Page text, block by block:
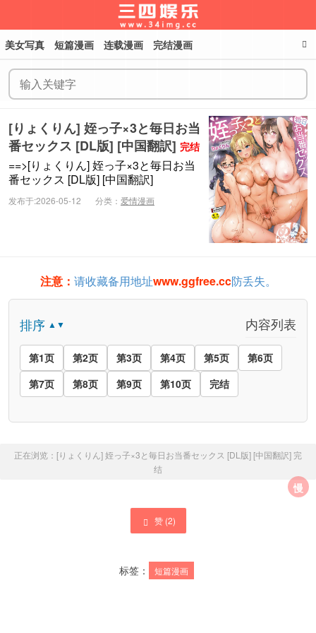
美女写真 短篇漫画 连载漫画 完结漫画
[りょくりん] 姪っ子×3と毎日お当
番セックス [DL版] [中国翻訳] 完结
==>[りょくりん] 姪っ子×3と毎日お当
番セックス [DL版] [中国翻訳]
发布于:2026-05-12 分类： 爱情漫画
注意： 请收藏备用地址www.ggfree.cc防丢失。
排序 ▲▼ 内容列表
第1页 第2页 第3页 第4页 第5页
第6页
第7页
第8页 第9页 第10页 完结
正在浏览： [りょくりん] 姪っ子×3と毎日お当番セックス [DL版] [中国翻訳] 完
结
赞 (2)
标签： 短篇漫画
慢